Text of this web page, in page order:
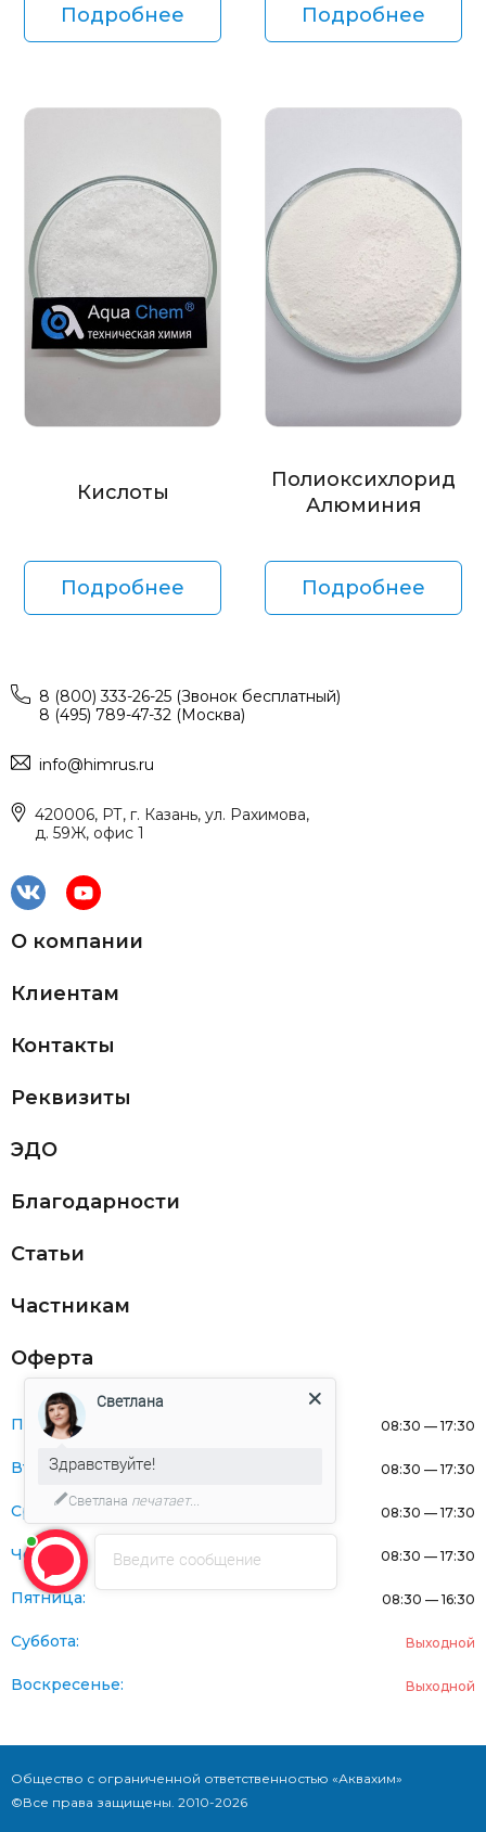
Подробнее Подробнее
Кислоты
Подробнее
Полиоксихлорид
Алюминия
Подробнее
8 (800) 333-26-25 (Звонок бесплатный)
8 (495) 789-47-32 (Москва)
info@himrus.ru
420006, РТ, г. Казань, ул. Рахимова,
д. 59Ж, офис 1
О компании
Клиентам
Контакты
Реквизиты
ЭДО
Благодарности
Статьи
Частникам
Оферта
Понедельник: 08:30 — 17:30
Вторник: 08:30 — 17:30
Среда: 08:30 — 17:30
Четверг: 08:30 — 17:30
Пятница: 08:30 — 16:30
Суббота: Выходной
Воскресенье: Выходной
Общество с ограниченной ответственностью «Аквахим»
©Все права защищены. 2010-2026
Введите сообщение
Светлана
Здравствуйте!
Светлана печатает...